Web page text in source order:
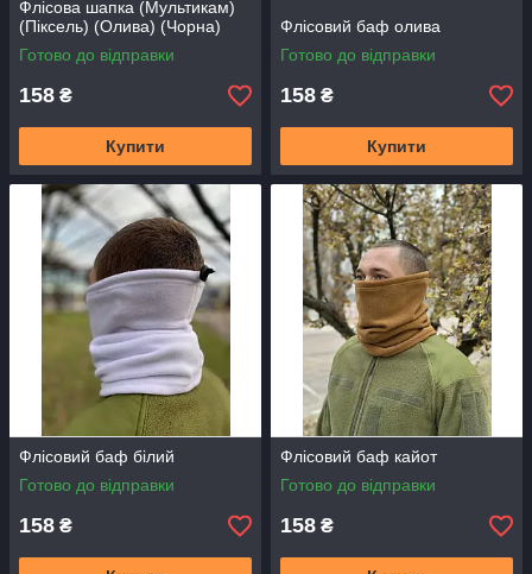
Флісова шапка (Мультикам)
(Піксель) (Олива) (Чорна)
Готово до відправки
158 ₴
Купити
Флісовий баф олива
Готово до відправки
158 ₴
Купити
Флісовий баф білий
Готово до відправки
158 ₴
Флісовий баф кайот
Готово до відправки
158 ₴